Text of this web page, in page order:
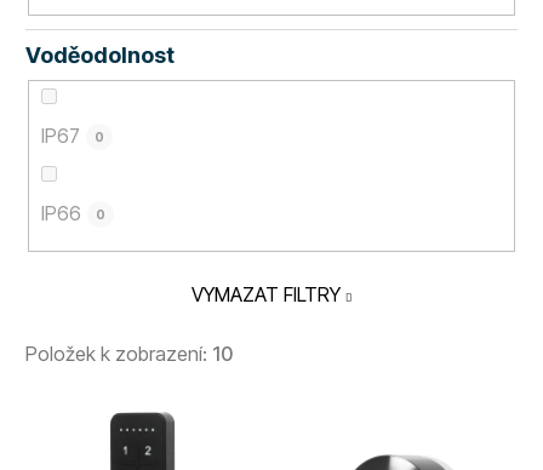
Voděodolnost
IP67 0
IP66 0
VYMAZAT FILTRY
Položek k zobrazení: 10